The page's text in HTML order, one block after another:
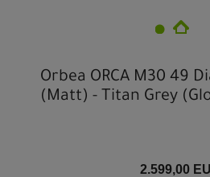
Orbea ORCA M30 49
(Matt) - Titan Grey
2.599,00